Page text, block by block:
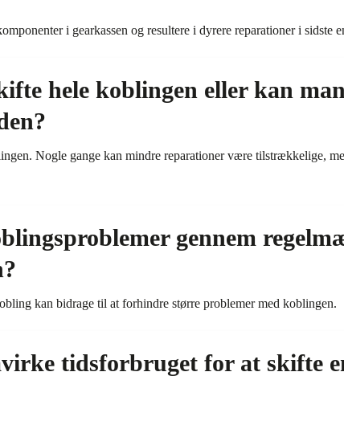
i gearkassen og resultere i dyrere reparationer i sidste
hele koblingen eller kan
Nogle gange kan mindre reparationer være tilstrækkelige,
gennem
kan bidrage til at forhindre større problemer med koblingen.
tidsforbruget for at skifte